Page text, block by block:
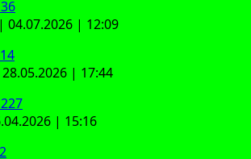
| 12:09
| 17:44
| 15:16